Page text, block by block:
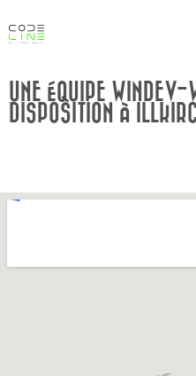
UNE ÉQUIPE
DISPOSITION À